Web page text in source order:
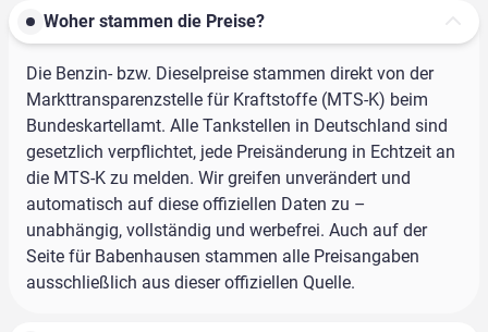
Woher stammen die Preise?
Die Benzin- bzw. Dieselpreise stammen direkt von der
Markttransparenzstelle für Kraftstoffe (MTS-K) beim
Bundeskartellamt. Alle Tankstellen in Deutschland sind
gesetzlich verpflichtet, jede Preisänderung in Echtzeit an
die MTS-K zu melden. Wir greifen unverändert und
automatisch auf diese offiziellen Daten zu –
unabhängig, vollständig und werbefrei. Auch auf der
Seite für Babenhausen stammen alle Preisangaben
ausschließlich aus dieser offiziellen Quelle.